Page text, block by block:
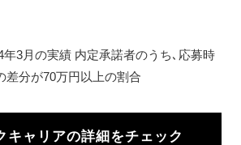
3月の実績 内定承諾者のうち､応募時
差分が70万円以上の割合
キャリアの詳細をチェック